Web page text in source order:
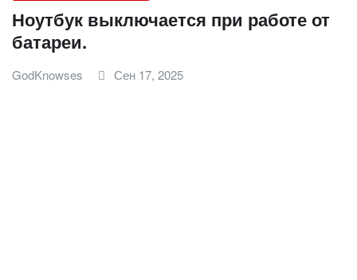
Ноутбук выключается при работе от
батареи.
GodKnowses Сен 17, 2025